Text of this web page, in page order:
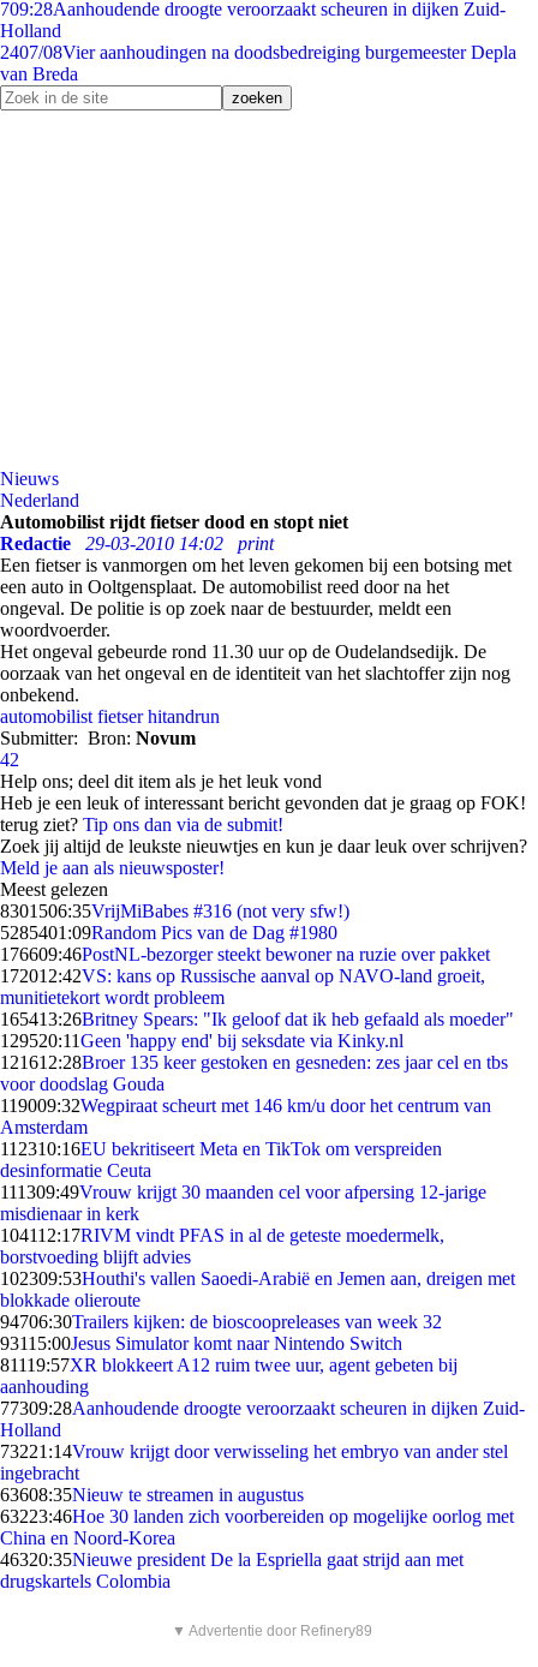
709:28Aanhoudende droogte veroorzaakt scheuren in dijken Zuid-
Holland
2407/08Vier aanhoudingen na doodsbedreiging burgemeester Depla
van Breda
Nieuws
Nederland
Automobilist rijdt fietser dood en stopt niet
Redactie
29-03-2010 14:02
print
Een fietser is vanmorgen om het leven gekomen bij een botsing met
een auto in Ooltgensplaat. De automobilist reed door na het
ongeval. De politie is op zoek naar de bestuurder, meldt een
woordvoerder.
Het ongeval gebeurde rond 11.30 uur op de Oudelandsedijk. De
oorzaak van het ongeval en de identiteit van het slachtoffer zijn nog
onbekend.
automobilist fietser hitandrun
Submitter: Bron: Novum
42
Help ons; deel dit item als je het leuk vond
Heb je een leuk of interessant bericht gevonden dat je graag op FOK!
terug ziet? Tip ons dan via de submit!
Zoek jij altijd de leukste nieuwtjes en kun je daar leuk over schrijven?
Meld je aan als nieuwsposter!
Meest gelezen
8301506:35VrijMiBabes #316 (not very sfw!)
5285401:09Random Pics van de Dag #1980
176609:46PostNL-bezorger steekt bewoner na ruzie over pakket
172012:42VS: kans op Russische aanval op NAVO-land groeit,
munitietekort wordt probleem
165413:26Britney Spears: "Ik geloof dat ik heb gefaald als moeder"
129520:11Geen 'happy end' bij seksdate via Kinky.nl
121612:28Broer 135 keer gestoken en gesneden: zes jaar cel en tbs
voor doodslag Gouda
119009:32Wegpiraat scheurt met 146 km/u door het centrum van
Amsterdam
112310:16EU bekritiseert Meta en TikTok om verspreiden
desinformatie Ceuta
111309:49Vrouw krijgt 30 maanden cel voor afpersing 12-jarige
misdienaar in kerk
104112:17RIVM vindt PFAS in al de geteste moedermelk,
borstvoeding blijft advies
102309:53Houthi's vallen Saoedi-Arabië en Jemen aan, dreigen met
blokkade olieroute
94706:30Trailers kijken: de bioscoopreleases van week 32
93115:00Jesus Simulator komt naar Nintendo Switch
81119:57XR blokkeert A12 ruim twee uur, agent gebeten bij
aanhouding
77309:28Aanhoudende droogte veroorzaakt scheuren in dijken Zuid-
Holland
73221:14Vrouw krijgt door verwisseling het embryo van ander stel
ingebracht
63608:35Nieuw te streamen in augustus
63223:46Hoe 30 landen zich voorbereiden op mogelijke oorlog met
China en Noord-Korea
46320:35Nieuwe president De la Espriella gaat strijd aan met
drugskartels Colombia
▼ Advertentie door Refinery89